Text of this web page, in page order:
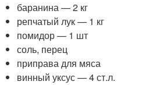
баранина — 2 кг
репчатый лук — 1 кг
помидор — 1 шт
соль, перец
приправа для мяса
винный уксус — 4 ст.л.